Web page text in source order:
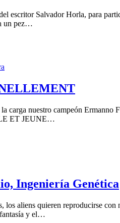
escritor Salvador Horla, para
un pez…
carga nuestro campeón
ET JEUNE…
Ingeniería Genética
los aliens quieren reproducirse
fantasía y el…